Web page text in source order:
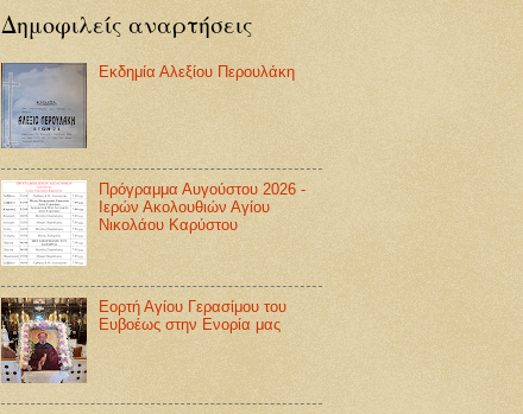
Δημοφιλείς αναρτήσεις
Εκδημία Αλεξίου Περουλάκη
Πρόγραμμα Αυγούστου 2026 -
Ιερών Ακολουθιών Αγίου
Νικολάου Καρύστου
Εορτή Αγίου Γερασίμου του
Ευβοέως στην Ενορία μας